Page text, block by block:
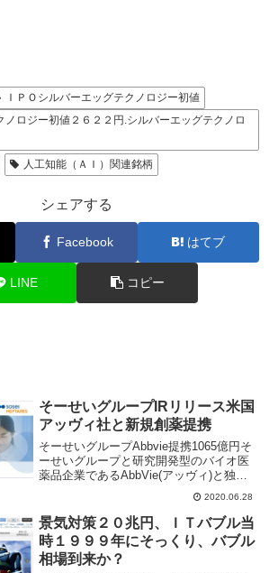
ＩＰＯシルバーエッグテクノロジー初値
ノロジー初値２６２２円.シルバーエッグテクノロ
人工知能（ＡＩ）関連銘柄
シェアする
Facebook はてブ
LINE コピー
そーせいグループIRリリース米国
アッヴィ社と新規創薬提携
そーせいグループAbbvie提携1065億円そ
ーせいグループと研究開発型のバイオ医
薬品企業であるAbbVie(アッヴィ)と独占
的創薬提携及びライセンス契約のオプシ
ョンに関する契約を締結した事をプレス
リリースした。今回の提携は契約一時金
と初期...
2020.06.28
景気対策２０兆円、ＩＴバブル当
時１９９９年にそっくり、バブル
相場到来か？